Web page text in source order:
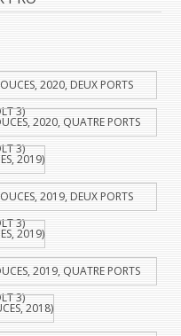
2020, DEUX PORTS
3)
2020, QUATRE PORTS
3)
2019)
2019, DEUX PORTS
3)
2019)
2019, QUATRE PORTS
3)
2018)